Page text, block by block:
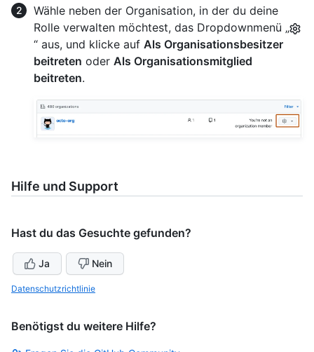
Wähle neben der Organisation, in der du deine
Rolle verwalten möchtest, das Dropdownmenü „
“ aus, und klicke auf Als Organisationsbesitzer
beitreten oder Als Organisationsmitglied
beitreten.
Hilfe und Support
Hast du das Gesuchte gefunden?
Ja Nein
Datenschutzrichtlinie
Benötigst du weitere Hilfe?